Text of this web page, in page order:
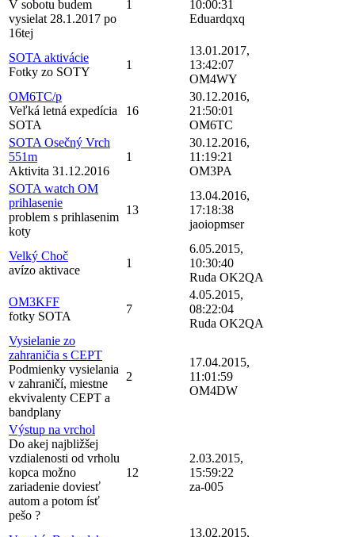
V sobotu budem
vysielat 28.1.2017 po
16tej
1
10:00:31
Eduardqxq
SOTA aktivácie
Fotky zo SOTY
1
13.01.2017,
13:42:07
OM4WY
OM6TC/p
Veľká letná expedícia
SOTA
16
30.12.2016,
21:50:01
OM6TC
SOTA Osečný Vrch
551m
Aktivita 31.12.2016
1
30.12.2016,
11:19:21
OM3PA
SOTA watch OM
prihlasenie
problem s prihlasenim
koty
13
13.04.2016,
17:18:38
jaoiopmser
Velký Choč
avízo aktivace
1
6.05.2015,
10:30:40
Ruda OK2QA
OM3KFF
fotky SOTA
7
4.05.2015,
08:22:04
Ruda OK2QA
Vysielanie zo
zahraničia s CEPT
Podmienky vysielania
v zahraničí, miestne
ekvivalenty CEPT a
bandplany
2
17.04.2015,
11:01:59
OM4DW
Výstup na vrchol
Do akej najbližšej
vzdialenosti od vrholu
kopca možno
zariadenie doviesť
autom a potom ísť
pešo ?
12
2.03.2015,
15:59:22
za-005
13.02.2015,